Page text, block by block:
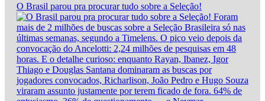
O Brasil parou pra procurar tudo sobre a Seleção!